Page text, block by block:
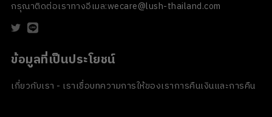
กรุณาติดต่อเราทางอีเมล:wecare@lush-thailand.com
ข้อมูลที่เป็นประโยชน์
เกี่ยวกับเรา - เราเชื่อบทความการให้ของเราการคืนเงินและการคืน